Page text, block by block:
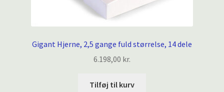
Gigant Hjerne, 2,5 gange fuld størrelse, 14 dele
6.198,00 kr.
Tilføj til kurv